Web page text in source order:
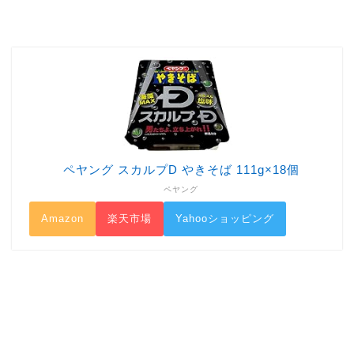
ペヤング スカルプD やきそば 111g×18個
ペヤング
Amazon 楽天市場 Yahooショッピング